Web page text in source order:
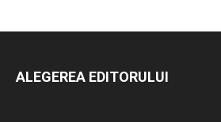
ALEGEREA EDITORULUI